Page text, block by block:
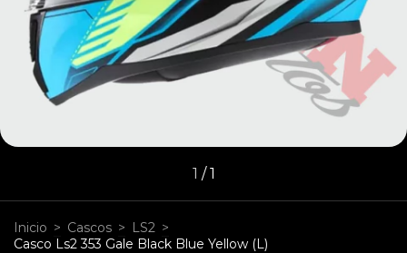
1 /1
Inicio > Cascos > LS2 >
Casco Ls2 353 Gale Black Blue Yellow (L)